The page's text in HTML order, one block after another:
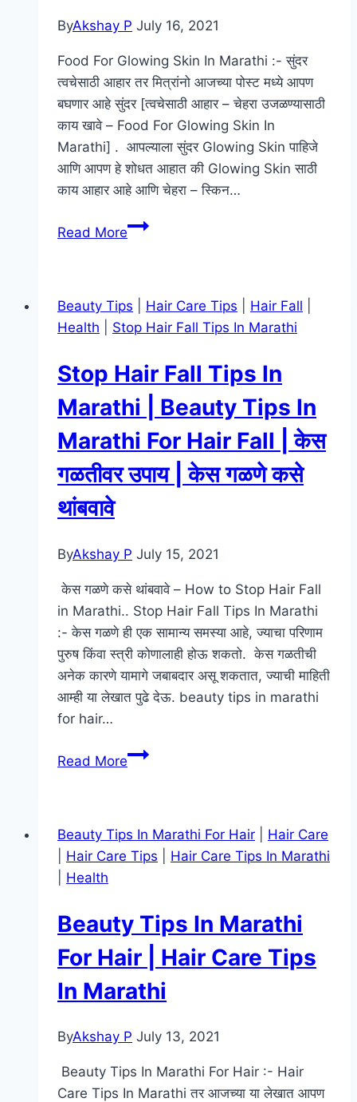
ByAkshay P July 16, 2021
Food For Glowing Skin In Marathi :- सुंदर
त्वचेसाठी आहार तर मित्रांनो आजच्या पोस्ट मध्ये आपण
बघणार आहे सुंदर [त्वचेसाठी आहार – चेहरा उजळण्यासाठी
काय खावे – Food For Glowing Skin In
Marathi] . आपल्याला सुंदर Glowing Skin पाहिजे
आणि आपण हे शोधत आहात की Glowing Skin साठी
काय आहार आहे आणि चेहरा – स्किन…
Read Moreसुंदर
चेहरा
उजळण्यासाठी
खावे
Food
For
Glowing
Skin
Beauty Tips Hair Care Tips Hair Fall
Health
Stop Hair Fall Tips In Marathi
Stop Hair Fall Tips In
Marathi | Beauty Tips In
Marathi For Hair Fall | केस
गळतीवर उपाय | केस गळणे कसे
थांबवावे
ByAkshay P July 15, 2021
केस गळणे कसे थांबवावे – How to Stop Hair Fall
in Marathi.. Stop Hair Fall Tips In Marathi
:- केस गळणे ही एक सामान्य समस्या आहे, ज्याचा परिणाम
पुरुष किंवा स्त्री कोणालाही होऊ शकतो. केस गळतीची
अनेक कारणे यामागे जबाबदार असू शकतात, ज्याची माहिती
आम्ही या लेखात पुढे देऊ. beauty tips in marathi
for hair…
Read MoreStop
In
Marathi
Tips
In
Marathi
For
Fall
केस
गळतीवर
Beauty Tips In Marathi For Hair
Hair Care
Hair Care Tips
Hair Care Tips In Marathi
Health
Beauty Tips In Marathi
For Hair | Hair Care Tips
In Marathi
ByAkshay P July 13, 2021
Beauty Tips In Marathi For Hair :- Hair
Care Tips In Marathi तर आजच्या या लेखात आपण